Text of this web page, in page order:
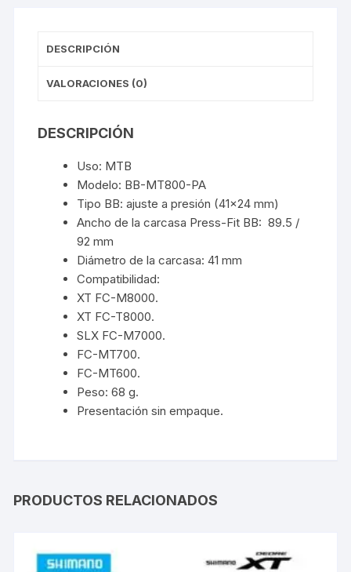
DESCRIPCIÓN
VALORACIONES (0)
DESCRIPCIÓN
Uso: MTB
Modelo: BB-MT800-PA
Tipo BB: ajuste a presión (41×24 mm)
Ancho de la carcasa Press-Fit BB: 89.5 /
92 mm
Diámetro de la carcasa: 41 mm
Compatibilidad:
XT FC-M8000.
XT FC-T8000.
SLX FC-M7000.
FC-MT700.
FC-MT600.
Peso: 68 g.
Presentación sin empaque.
PRODUCTOS RELACIONADOS